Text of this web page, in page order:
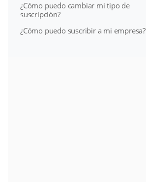
¿Cómo puedo cambiar mi tipo de
suscripción?
¿Cómo puedo suscribir a mi empresa?